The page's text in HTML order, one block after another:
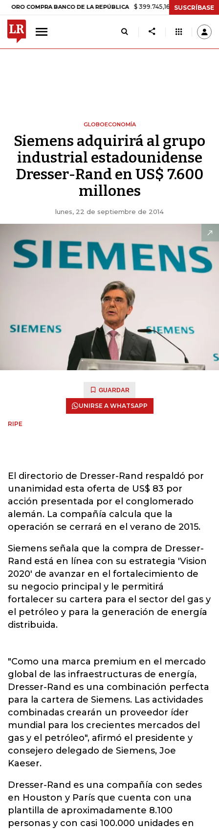
COMPRA BANCO DE LA REPÚBLICA $ 399.745,16 +$ 2.295,71 +0,58%
SUSCRÍBASE
GLOBOECONOMÍA
Siemens adquirirá al grupo
industrial estadounidense
Dresser-Rand en US$ 7.600
millones
lunes, 22 de septiembre de 2014
GUARDAR
UNIRSE A WHATSAPP
RIPE
El directorio de Dresser-Rand respaldó por
unanimidad esta oferta de US$ 83 por
acción presentada por el conglomerado
alemán. La compañía calcula que la
operación se cerrará en el verano de 2015.
Siemens señala que la compra de Dresser-
Rand está en línea con su estrategia 'Vision
2020' de avanzar en el fortalecimiento de
su negocio principal y le permitirá
fortalecer su cartera para el sector del gas y
el petróleo y para la generación de energía
distribuida.
"Como una marca premium en el mercado
global de las infraestructuras de energía,
Dresser-Rand es una combinación perfecta
para la cartera de Siemens. Las actividades
combinadas crearán un proveedor íder
mundial para los crecientes mercados del
gas y el petróleo", afirmó el presidente y
consejero delegado de Siemens, Joe
Kaeser.
Dresser-Rand es una compañía con sedes
en Houston y París que cuenta con una
plantilla de aproximadamente 8.100
personas y con casi 100.000 unidades en